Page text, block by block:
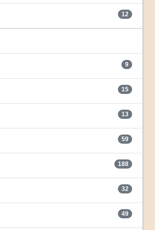
12
9
15
13
59
188
32
49